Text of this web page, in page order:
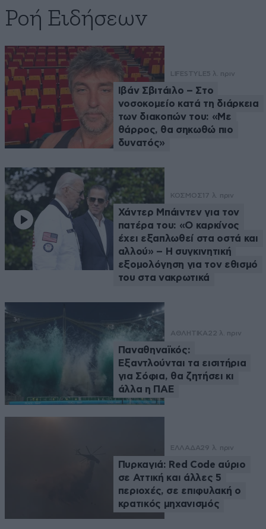
Ροή Ειδήσεων
LIFESTYLE5 λ. πριν
Ιβάν Σβιτάιλο – Στο
νοσοκομείο κατά τη διάρκεια
των διακοπών του: «Με
θάρρος, θα σηκωθώ πιο
δυνατός»
ΚΟΣΜΟΣ 17 λ. πριν
Χάντερ Μπάιντεν για τον
πατέρα του: «Ο καρκίνος
έχει εξαπλωθεί στα οστά και
αλλού» – Η συγκινητική
εξομολόγηση για τον εθισμό
του στα νακρωτικά
ΑΘΛΗΤΙΚΑ22 λ. πριν
Παναθηναϊκός:
Εξαντλούνται τα εισιτήρια
για Σόφια, θα ζητήσει κι
άλλα η ΠΑΕ
ΕΛΛΑΔΑ29 λ. πριν
Πυρκαγιά: Red Code αύριο
σε Αττική και άλλες 5
περιοχές, σε επιφυλακή ο
κρατικός μηχανισμός